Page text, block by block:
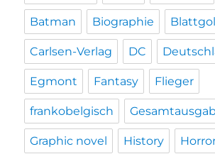
Batman Biographie
Carlsen-Verlag DC
Egmont Fantasy Flieger
frankobelgisch
Graphic novel History